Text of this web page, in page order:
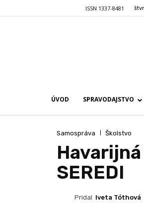
ISSN 1337-8481
ÚVOD SPRAVODAJSTVO
Samospráva Školstvo
SEREDI
Pridal Iveta Tóthová